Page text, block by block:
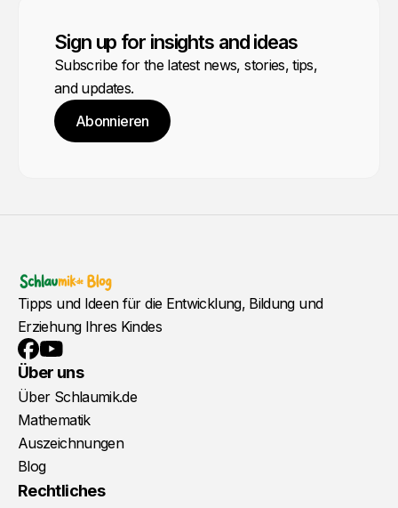
Sign up for insights and ideas
Subscribe for the latest news, stories, tips,
and updates.
Abonnieren
Tipps und Ideen für die Entwicklung, Bildung und
Erziehung Ihres Kindes
Facebook
YouTube
Über uns
Über Schlaumik.de
Mathematik
Auszeichnungen
Blog
Rechtliches